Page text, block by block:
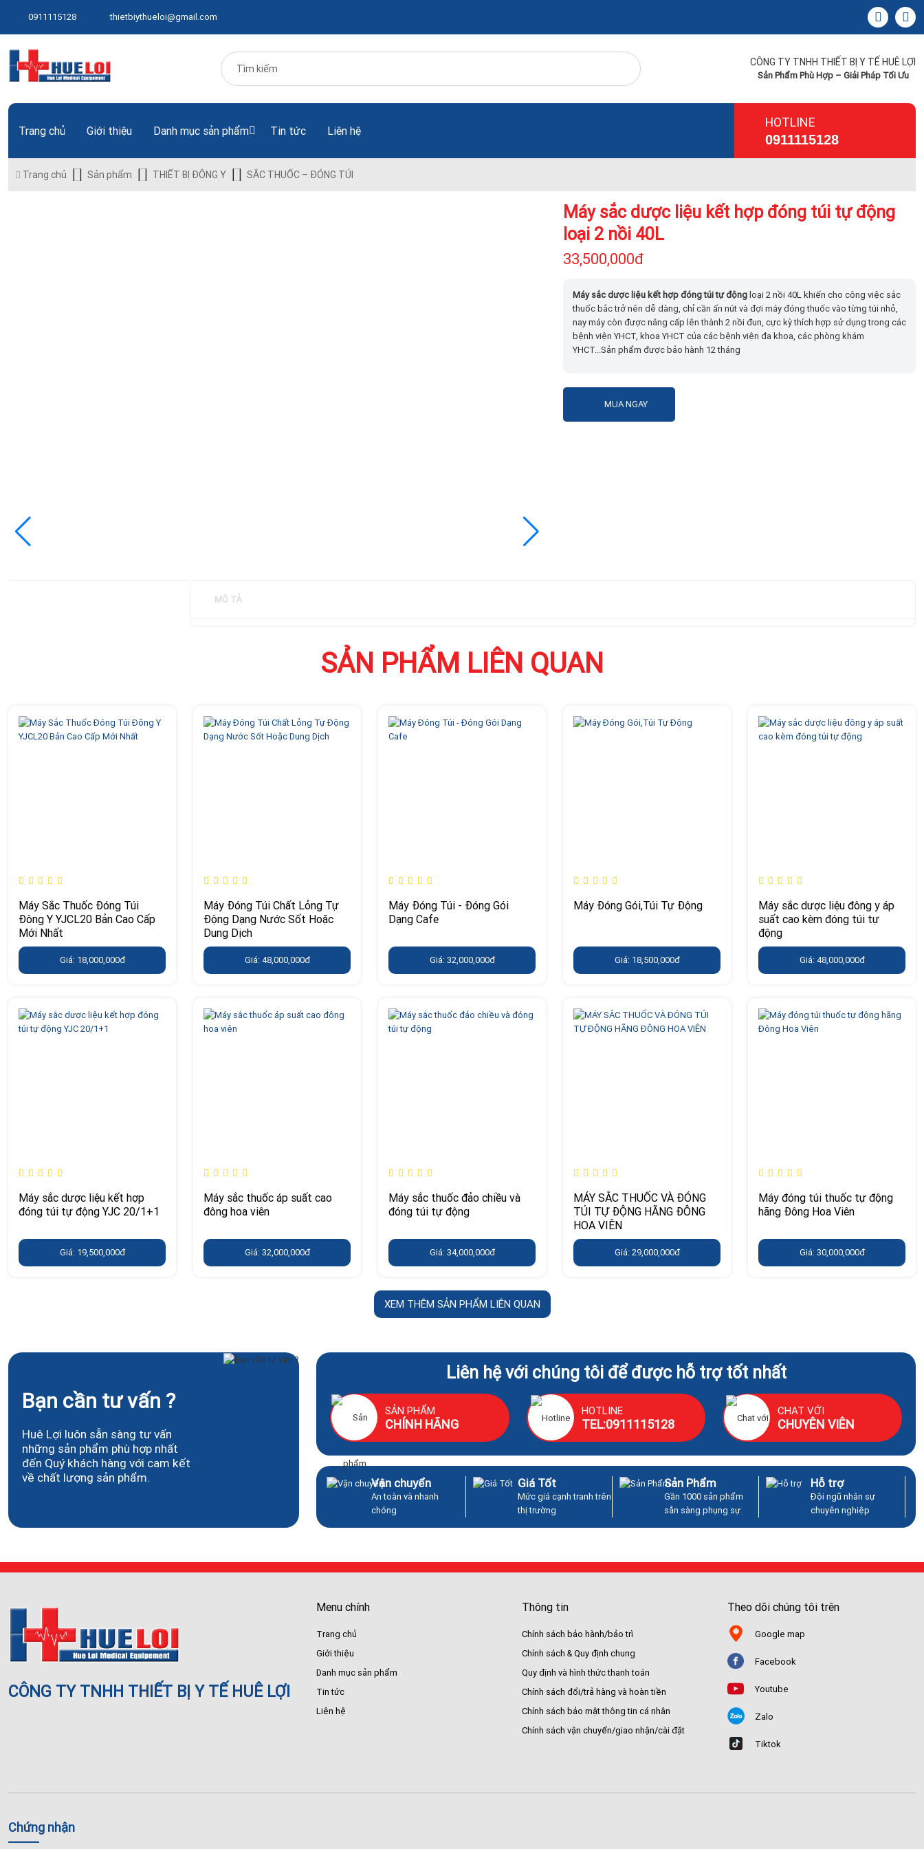
0911115128 thietbiythueloi@gmail.com
CÔNG TY TNHH THIẾT BỊ Y TẾ HUÊ LỢI
Sản Phẩm Phù Hợp – Giải Pháp Tối Ưu
Trang chủ Giới thiệu Danh mục sản phẩm Tin tức Liên hệ
HOTLINE
0911115128
Trang chủ Sản phẩm THIẾT BỊ ĐÔNG Y SẮC THUỐC – ĐÓNG TÚI
Máy sắc dược liệu kết hợp đóng túi tự động
loại 2 nồi 40L
33,500,000đ
Máy sắc dược liệu kết hợp đóng túi tự độngloại 2 nồi 40L khiến cho công việc sắc
thuốc bắc trở nên dễ dàng, chỉ cần ấn nút và đợi máy đóng thuốc vào từng túi nhỏ,
nay máy còn được nâng cấp lên thành 2 nồi đun, cực kỳ thích hợp sử dụng trong các
bệnh viện YHCT, khoa YHCT của các bệnh viện đa khoa, các phòng khám
YHCT...Sản phẩm được bảo hành 12 tháng
MUA NGAY
MÔ TẢ
SẢN PHẨM LIÊN QUAN
Máy Sắc Thuốc Đóng Túi
Đông Y YJCL20 Bản Cao Cấp
Mới Nhất
Giá: 18,000,000đ
Máy Đóng Túi Chất Lỏng Tự
Động Dạng Nước Sốt Hoặc
Dung Dịch
Giá: 48,000,000đ
Máy Đóng Túi - Đóng Gói
Dạng Cafe
Giá: 32,000,000đ
Máy Đóng Gói,Túi Tự Động
Giá: 18,500,000đ
Máy sắc dược liệu đông y áp
suất cao kèm đóng túi tự
động
Giá: 48,000,000đ
Máy sắc dược liệu kết hợp
đóng túi tự động YJC 20/1+1
Giá: 19,500,000đ
Máy sắc thuốc áp suất cao
đông hoa viên
Giá: 32,000,000đ
Máy sắc thuốc đảo chiều và
đóng túi tự động
Giá: 34,000,000đ
MÁY SẮC THUỐC VÀ ĐÓNG
TÚI TỰ ĐỘNG HÃNG ĐÔNG
HOA VIÊN
Giá: 29,000,000đ
Máy đóng túi thuốc tự động
hãng Đông Hoa Viên
Giá: 30,000,000đ
XEM THÊM SẢN PHẨM LIÊN QUAN
Bạn cần tư vấn ?
Huê Lợi luôn sẵn sàng tư vấn
những sản phẩm phù hợp nhất
đến Quý khách hàng với cam kết
về chất lượng sản phẩm.
Liên hệ với chúng tôi để được hỗ trợ tốt nhất
SẢN PHẨM
CHÍNH HÃNG
HOTLINE
TEL:0911115128
CHAT VỚI
CHUYÊN VIÊN
Vận chuyển
An toàn và nhanh
chóng
Giá Tốt
Mức giá cạnh tranh trên
thị trường
Sản Phẩm
Gần 1000 sản phẩm
sẵn sàng phụng sự
Hỗ trợ
Đội ngũ nhân sự
chuyên nghiệp
CÔNG TY TNHH THIẾT BỊ Y TẾ HUÊ LỢI
Menu chính
Trang chủ
Giới thiệu
Danh mục sản phẩm
Tin tức
Liên hệ
Thông tin
Chính sách bảo hành/bảo trì
Chính sách & Quy định chung
Quy định và hình thức thanh toán
Chính sách đổi/trả hàng và hoàn tiền
Chính sách bảo mật thông tin cá nhân
Chính sách vận chuyển/giao nhận/cài đặt
Theo dõi chúng tôi trên
Google map
Facebook
Youtube
Zalo
Tiktok
Chứng nhận